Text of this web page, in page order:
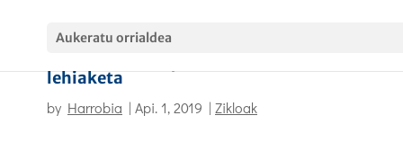
Aukeratu orrialdea
lehiaketa
by Harrobia | Api. 1, 2019 | Zikloak